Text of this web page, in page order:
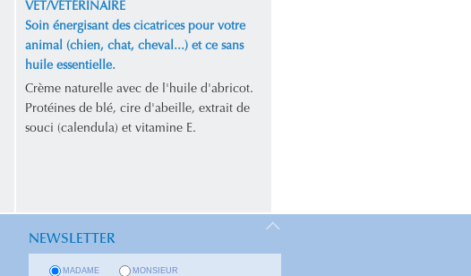
VET/VÉTÉRINAIRE
Soin énergisant des cicatrices pour votre
animal (chien, chat, cheval...) et ce sans
huile essentielle.
Crème naturelle avec de l'huile d'abricot.
Protéines de blé, cire d'abeille, extrait de
souci (calendula) et vitamine E.
NEWSLETTER
MADAME MONSIEUR